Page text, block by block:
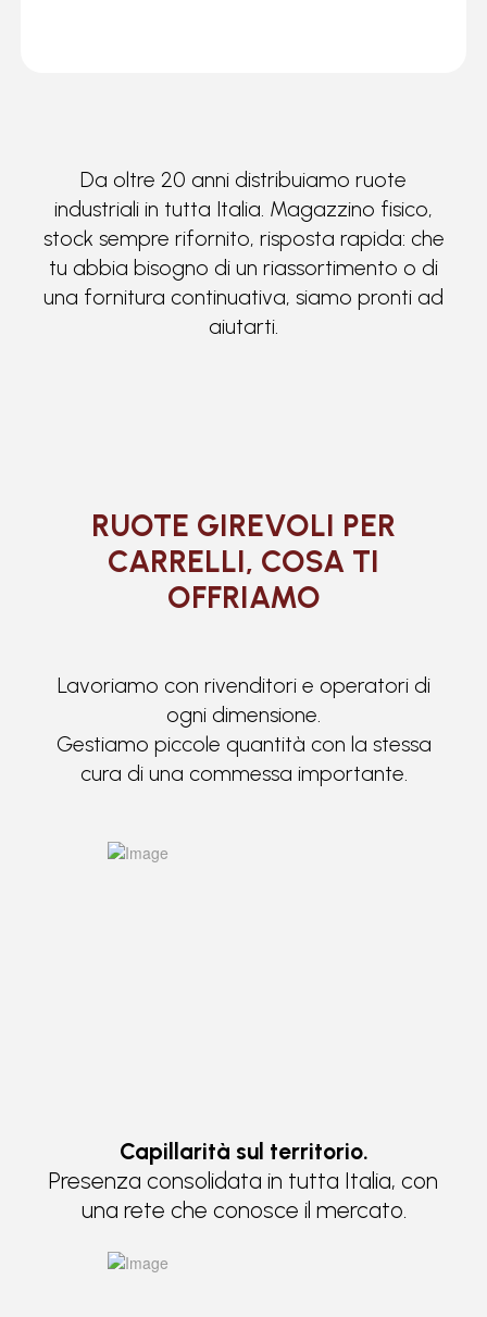
Da oltre 20 anni distribuiamo ruote
industriali in tutta Italia. Magazzino fisico,
stock sempre rifornito, risposta rapida: che
tu abbia bisogno di un riassortimento o di
una fornitura continuativa, siamo pronti ad
aiutarti.
RUOTE GIREVOLI PER
CARRELLI, COSA TI
OFFRIAMO
Lavoriamo con rivenditori e operatori di
ogni dimensione.
Gestiamo piccole quantità con la stessa
cura di una commessa importante.
Capillarità sul territorio.
Presenza consolidata in tutta Italia, con
una rete che conosce il mercato.